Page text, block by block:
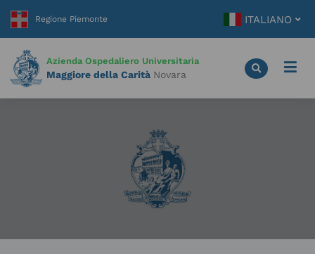
contenuto
ITALIANO
Azienda Ospedaliero Universitaria
Maggiore della Carità Novara